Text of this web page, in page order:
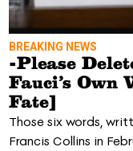
BREAKING NEWS
-Please
Fauci’s Own
Fate]
Those six words,
Francis Collins in